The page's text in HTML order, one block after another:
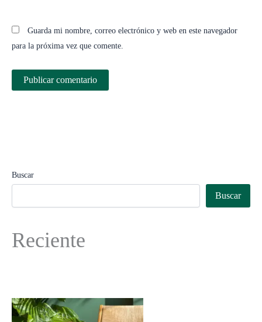
Guarda mi nombre, correo electrónico y web en este navegador
para la próxima vez que comente.
Buscar
Buscar
Reciente